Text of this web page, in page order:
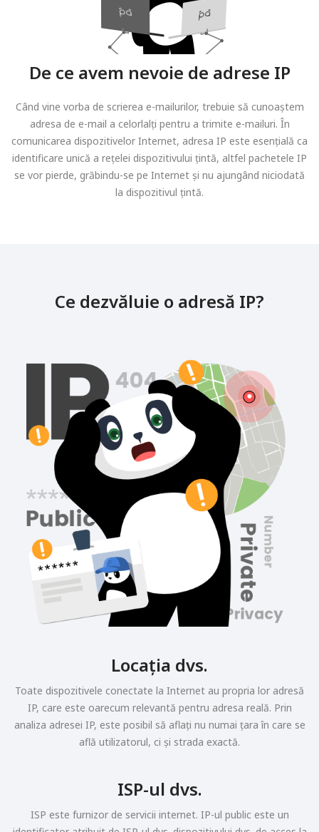
De ce avem nevoie de adrese IP
Când vine vorba de scrierea e-mailurilor, trebuie să cunoaștem
adresa de e-mail a celorlalți pentru a trimite e-mailuri. În
comunicarea dispozitivelor Internet, adresa IP este esențială ca
identificare unică a rețelei dispozitivului țintă, altfel pachetele IP
se vor pierde, grăbindu-se pe Internet și nu ajungând niciodată
la dispozitivul țintă.
Ce dezvăluie o adresă IP?
Locația dvs.
Toate dispozitivele conectate la Internet au propria lor adresă
IP, care este oarecum relevantă pentru adresa reală. Prin
analiza adresei IP, este posibil să aflați nu numai țara în care se
află utilizatorul, ci și strada exactă.
ISP-ul dvs.
ISP este furnizor de servicii internet. IP-ul public este un